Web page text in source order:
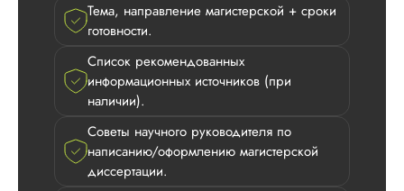
Тема, направление магистерской + сроки
готовности.
Список рекомендованных
информационных источников (при
наличии).
Советы научного руководителя по
написанию/оформлению магистерской
диссертации.